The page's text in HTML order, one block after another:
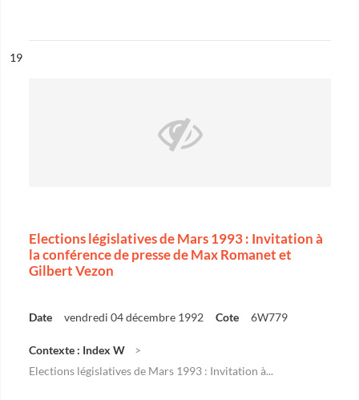
n°
19
Elections législatives de Mars 1993 : Invitation à
la conférence de presse de Max Romanet et
Gilbert Vezon
Date vendredi 04 décembre 1992 Cote 6W779
Contexte : Index W
Elections législatives de Mars 1993 : Invitation à...